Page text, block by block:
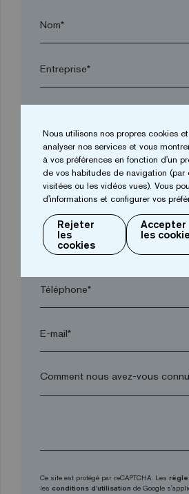
Nom*
Entreprise*
Ville*
Code postal*
Téléphone*
E-mail*
Ce site est protégé par reCAPTCHA. Les
les conditions d'utilisation de Google
Nous utilisons nos propres cookies
analyser nos services et vous
à vos préférences en fonction d'un
de vos habitudes de navigation (par
visitées ou les vidéos vues). Vous
d'informations et configurer vos
Rejeter
les
cookies
Accepter
les